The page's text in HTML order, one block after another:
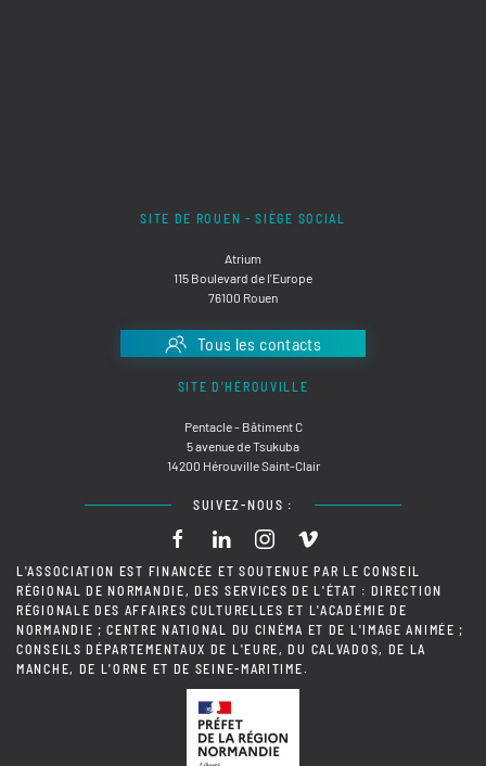
SITE DE ROUEN - SIÈGE SOCIAL
Atrium
115 Boulevard de l'Europe
76100 Rouen
Tous les contacts
SITE D'HÉROUVILLE
Pentacle - Bâtiment C
5 avenue de Tsukuba
14200 Hérouville Saint-Clair
SUIVEZ-NOUS :
L'ASSOCIATION EST FINANCÉE ET SOUTENUE PAR LE CONSEIL
RÉGIONAL DE NORMANDIE, DES SERVICES DE L'ÉTAT : DIRECTION
RÉGIONALE DES AFFAIRES CULTURELLES ET L'ACADÉMIE DE
NORMANDIE ; CENTRE NATIONAL DU CINÉMA ET DE L'IMAGE ANIMÉE ;
CONSEILS DÉPARTEMENTAUX DE L'EURE, DU CALVADOS, DE LA
MANCHE, DE L'ORNE ET DE SEINE-MARITIME.